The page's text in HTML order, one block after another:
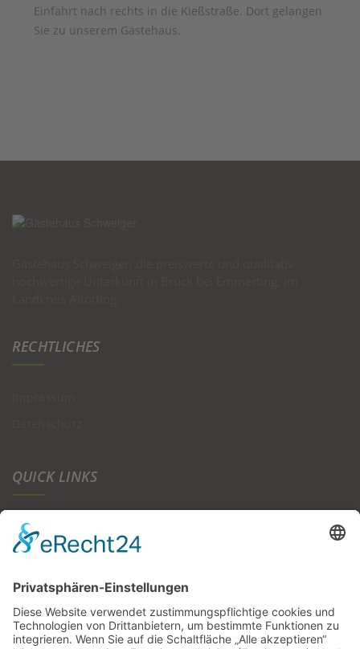
Einfahrt nach rechts in die Kießstraße. Dort gelangen
Sie zu unserem Gästehaus.
RECHTLICHES
QUICK LINKS
Über Uns
Zimmer & Preise
Bildergalerie
Kontakt